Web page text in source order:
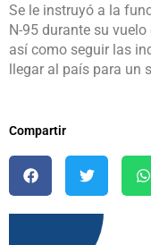
Se le instruyó a la
N-95 durante su
así como seguir las
llegar al país para un
Compartir